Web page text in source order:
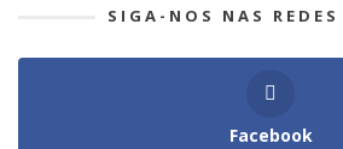
SIGA-NOS NAS
Facebook